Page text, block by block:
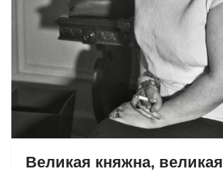
Великая княжна, великая